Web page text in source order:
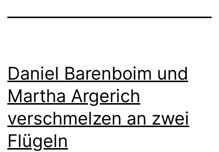
Daniel Barenboim und
Martha Argerich
verschmelzen an zwei
Flügeln